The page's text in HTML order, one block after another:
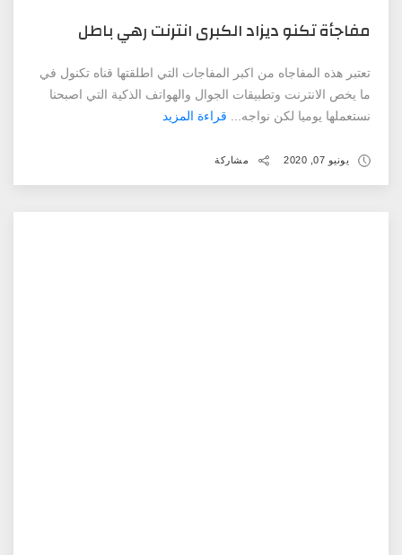
مفاجأة ‏تكنو ‏ديزاد ‏الكبرى ‏انترنت ‏رهي ‏باطل
تعتبر هذه المفاجاه من اكبر المفاجات التي اطلقتها قناه تكنول في
ما يخص الانترنت وتطبيقات الجوال والهواتف الذكية التي اصبحنا
نستعملها يوميا لكن نواجه... قراءة المزيد
يونيو 07, 2020 مشاركة